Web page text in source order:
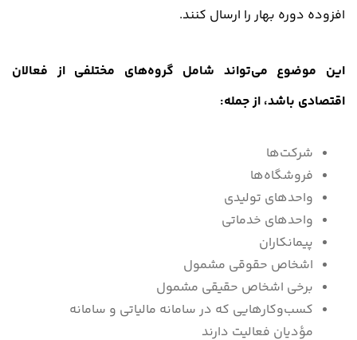
افزوده دوره بهار را ارسال کنند.
این موضوع می‌تواند شامل گروه‌های مختلفی از فعالان
اقتصادی باشد، از جمله:
شرکت‌ها
فروشگاه‌ها
واحدهای تولیدی
واحدهای خدماتی
پیمانکاران
اشخاص حقوقی مشمول
برخی اشخاص حقیقی مشمول
کسب‌وکارهایی که در سامانه مالیاتی و سامانه
مؤدیان فعالیت دارند